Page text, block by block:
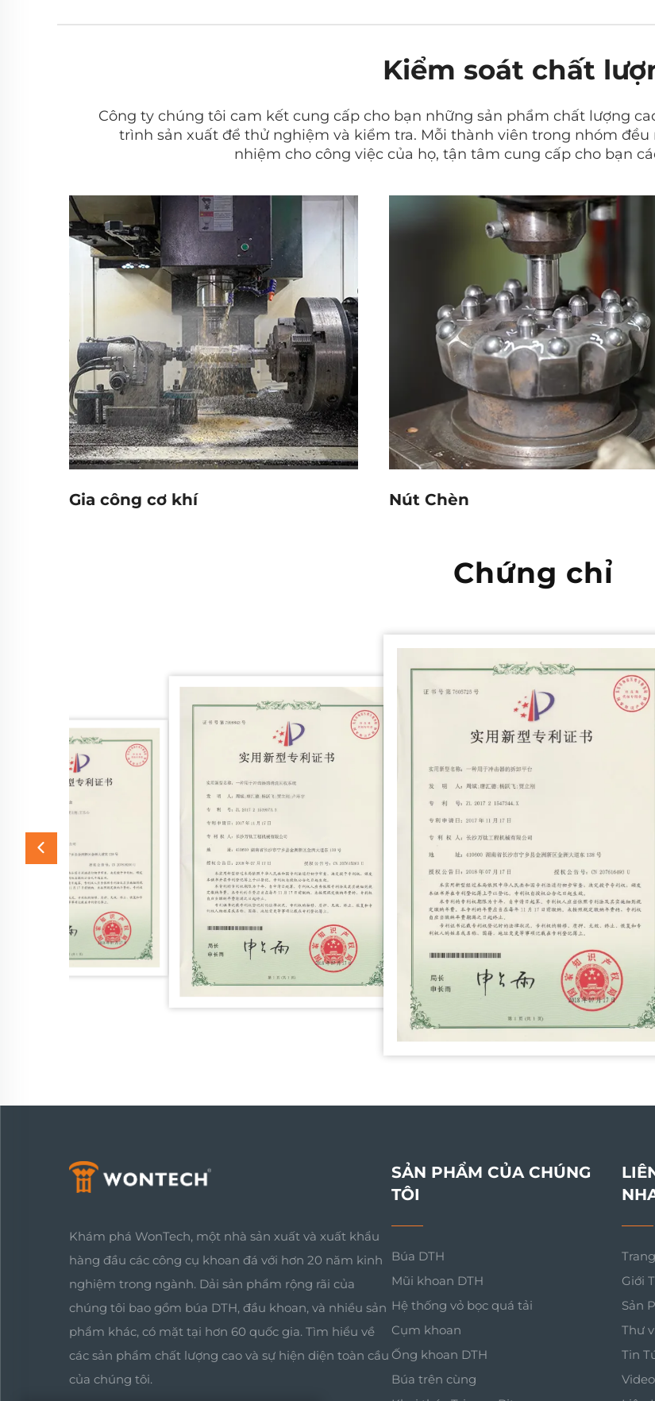
Kiểm soát chất
Công ty chúng tôi cam kết cung cấp cho bạn những sản phẩm chất lượng
trình sản xuất để thử nghiệm và kiểm tra. Mỗi thành viên trong nhóm
nhiệm cho công việc của họ, tận tâm cung cấp cho bạn
Gia công cơ khí Nút Chèn
Chứng chỉ
Khám phá WonTech, một nhà sản xuất và xuất khẩu
hàng đầu các công cụ khoan đá với hơn 20 năm kinh
nghiệm trong ngành. Dải sản phẩm rộng rãi của
chúng tôi bao gồm búa DTH, đầu khoan, và nhiều sản
phẩm khác, có mặt tại hơn 60 quốc gia. Tìm hiểu về
các sản phẩm chất lượng cao và sự hiện diện toàn cầu
của chúng tôi.
SẢN PHẨM CỦA CHÚNG
TÔI
Búa DTH
Mũi khoan DTH
Hệ thống vỏ bọc quá tải
Cụm khoan
Ống khoan DTH
Búa trên cùng
Giới
Sản
Thư
Tin
Video